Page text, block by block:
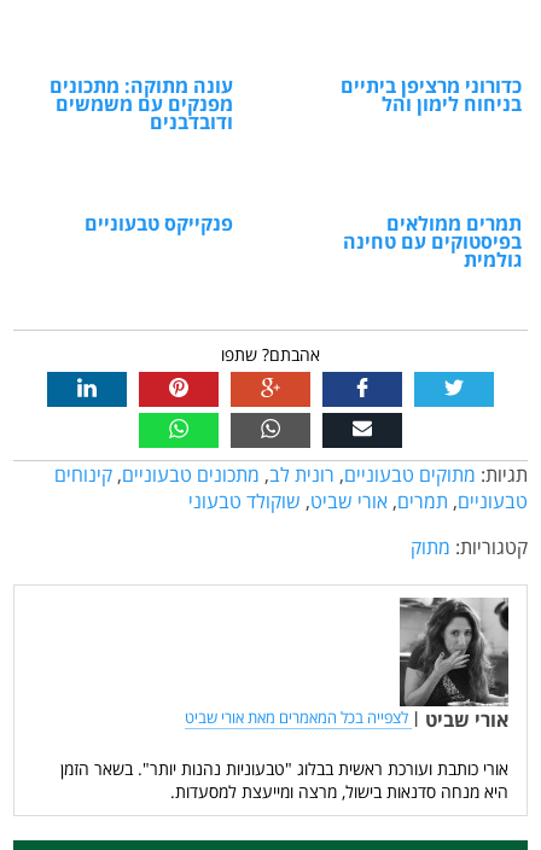
כדורוני מרציפן ביתיים
בניחוח לימון והל
עונה מתוקה: מתכונים
מפנקים עם משמשים
ודובדבנים
תמרים ממולאים
בפיסטוקים עם טחינה
גולמית
פנקייקס טבעוניים
אהבתם? שתפו
תגיות: מתוקים טבעוניים, רונית לב, מתכונים טבעוניים, קינוחים
טבעוניים, תמרים, אורי שביט, שוקולד טבעוני
קטגוריות: מתוק
אורי שביט | לצפייה בכל המאמרים מאת אורי שביט
אורי כותבת ועורכת ראשית בבלוג "טבעוניות נהנות יותר". בשאר הזמן
היא מנחה סדנאות בישול, מרצה ומייעצת למסעדות.